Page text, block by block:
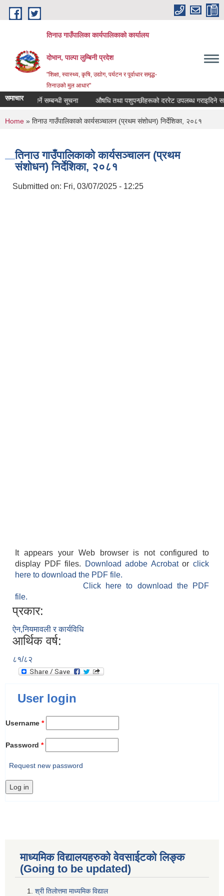
Skip to main content
तिनाउ गाउँपालिका कार्यपालिकाकाे कार्यालय
दोभान, पाल्पा लुम्बिनी प्रदेश
"शिक्षा, स्वास्थ्य, कृषि, उद्योग, पर्यटन र पूर्वाधार समृद्ध-
तिनाउको मुल आधार"
समाचार
दररेट पेश गर्ने सम्बन्धी सूचना औषधि तथा पशुपन्छीहरूको दररेट उपलब्ध गराइदिने
You are here
Home » तिनाउ गाउँपालिकाको कार्यसञ्‍चालन (प्रथम संशोधन) निर्देशिका, २०८१
तिनाउ गाउँपालिकाको कार्यसञ्‍चालन (प्रथम
संशोधन) निर्देशिका, २०८१
Submitted on: Fri, 03/07/2025 - 12:25
It appears your Web browser is not configured to
display PDF files.
Download adobe Acrobatorclick
here to download the PDF file.
Click here to download the PDF
file.
प्रकार:
ऐन,नियमावली र कार्यविधि
आर्थिक वर्ष:
८१/८२
User login
Username *
Password *
Request new password
माध्यमिक विद्यालयहरुकाे वेवसाईटको लिङ्क
(Going to be updated)
श्री तिलाेत्तमा माध्यमिक विद्याल